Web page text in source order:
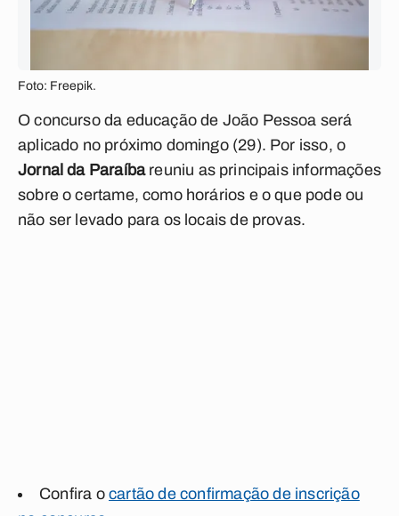
Foto: Freepik.
O concurso da educação de João Pessoa será
aplicado no próximo domingo (29). Por isso, o
Jornal da Paraíbareuniu as principais informações
sobre o certame, como horários e o que pode ou
não ser levado para os locais de provas.
Confira o cartão de confirmação de inscrição